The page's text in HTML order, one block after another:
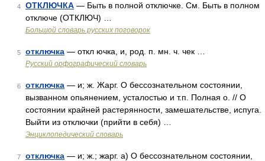
4 ОТКЛЮЧКА — Быть в полной отключке. См. Быть в полном
отключе (ОТКЛЮЧ) …
Большой словарь русских поговорок
5 отключка — откл ючка, и, род. п. мн. ч. чек …
Русский орфографический словарь
6 отключка — и; ж. Жарг. О бессознательном состоянии,
вызванном опьянением, усталостью и т.п. Полная о. // О
состоянии крайней растерянности, замешательстве, испуга.
Выйти из отключки (прийти в себя) …
Энциклопедический словарь
7 отключка — и; ж.; жарг. а) О бессознательном состоянии,